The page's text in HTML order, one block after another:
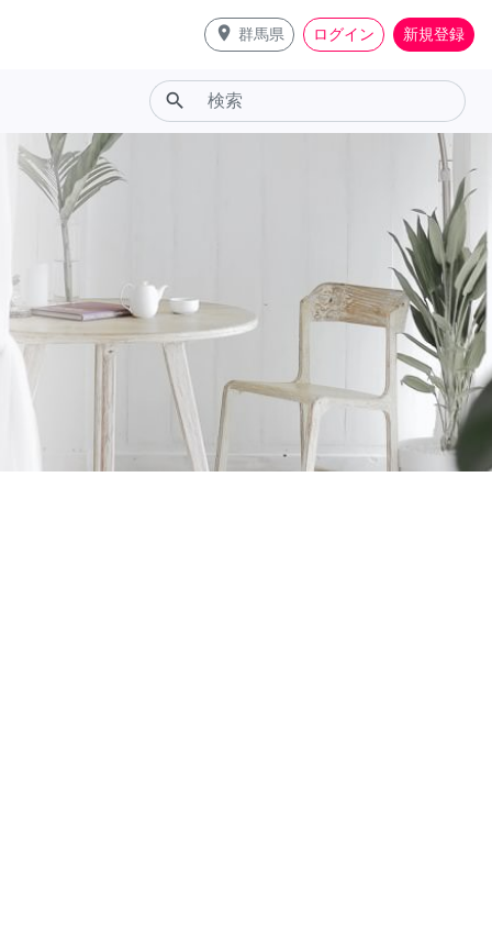
place 群馬県 ログイン 新規登録
search